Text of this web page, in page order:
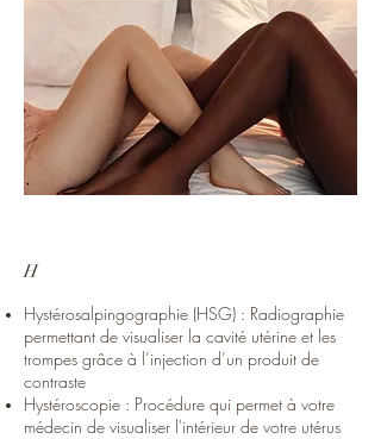
H
Hystérosalpingographie (HSG) : Radiographie
permettant de visualiser la cavité utérine et les
trompes grâce à l’injection d’un produit de
contraste
Hystéroscopie : Procédure qui permet à votre
médecin de visualiser l'intérieur de votre utérus